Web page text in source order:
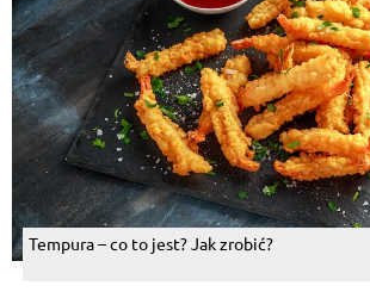
Tempura – co to jest? Jak zrobić?